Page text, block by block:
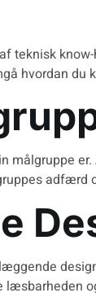
hvordan
adfærd